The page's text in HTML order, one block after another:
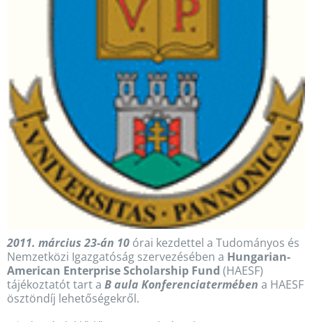
2011. március 23-án 10 órai kezdettel a Tudományos és
Nemzetközi Igazgatóság szervezésében a Hungarian-
American Enterprise Scholarship Fund (HAESF)
tájékoztatót tart a B aula Konferenciatermében a HAESF
ösztöndíj lehetőségekről.